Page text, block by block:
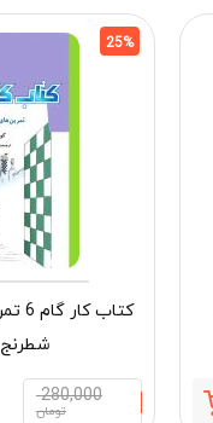
25%
280,000
تومان